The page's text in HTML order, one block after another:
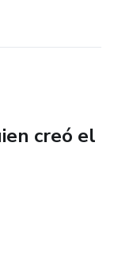
creó el